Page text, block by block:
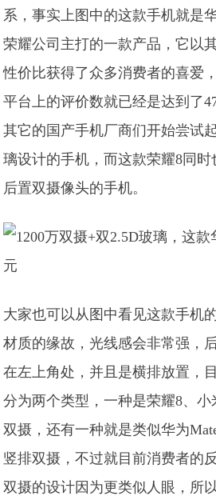
系，事实上图中的这款手机就是
荣耀公司主打的一款产品，它以
性价比获得了众多消费者的喜爱
平台上的评价数就已经是达到了
其它的国产手机厂商们开始尝试
璃设计的手机，而这款荣耀8同时
后置双摄像头的手机。
大家也可以从图中看见这款手机
材质的缘故，光线感会非常强，
在左上角处，并且是横排放置，
分为两个类型，一种是荣耀8、
双摄，还有一种就是类似华为
竖排双摄，不过就目前消费者的
双摄的设计因为更类似人眼，所